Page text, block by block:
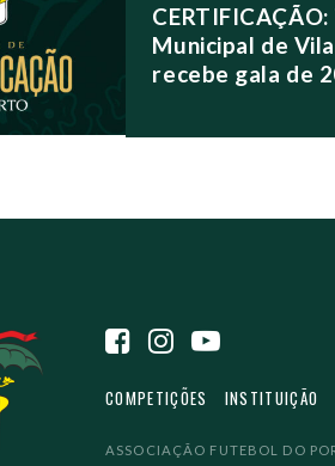
Municipal de
recebe gala de
COMPETIÇÕES INSTITUIÇÃO
ASSOCIAÇÃO FUTEBOL DO